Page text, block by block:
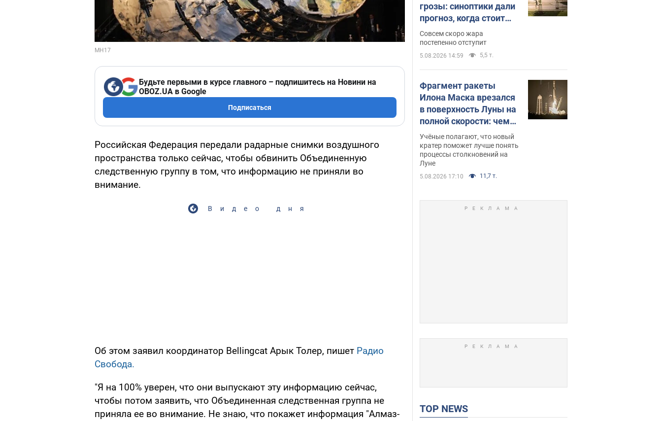
Будьте первыми в курсе главного – подпишитесь на Новини на
OBOZ.UA в Google
Подписаться
Российская Федерация передали радарные снимки воздушного
пространства только сейчас, чтобы обвинить Объединенную
следственную группу в том, что информацию не приняли во
внимание.
Видео дня
Об этом заявил координатор Bellingсat Арык Толер, пишет Радио
Свобода.
"Я на 100% уверен, что они выпускают эту информацию сейчас,
чтобы потом заявить, что Объединенная следственная группа не
приняла ее во внимание. Не знаю, что покажет информация "Алмаз-
грозы: синоптики дали
прогноз, когда стоит
ожидать изменения
погоды
Совсем скоро жара
постепенно отступит
5.08.2026 14:59 5,5 т.
Фрагмент ракеты
Илона Маска врезался
в поверхность Луны на
полной скорости: чем
всё закончилось
Учёные полагают, что новый
кратер поможет лучше понять
процессы столкновений на
Луне
5.08.2026 17:10 11,7 т.
TOP NEWS